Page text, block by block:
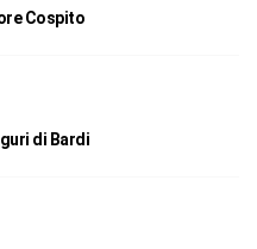
Cospito
di Bardi